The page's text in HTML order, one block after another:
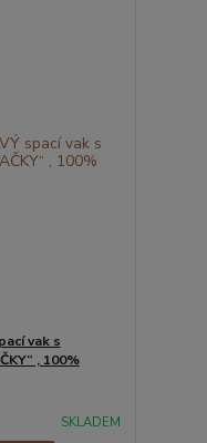
vak s
, 100%
SKLADEM